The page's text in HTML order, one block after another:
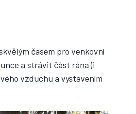
časem pro venkovní
a strávit část rána (i
vzduchu a vystavením